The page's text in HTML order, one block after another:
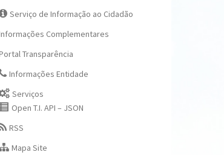
Serviço de Informação ao Cidadão
Complementares
Transparência
Informações Entidade
Serviços
Open T.I. API – JSON
RSS
Mapa Site